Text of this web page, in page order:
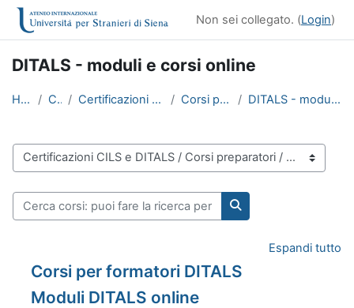
Vai al contenuto principale
Non sei collegato. (Login)
DITALS - moduli e corsi online
Home Corsi Certificazioni CILS e DITALS Corsi preparatori DITALS - moduli e corsi online
Categorie di corso
Cerca corsi: puoi fare la ricerca per insegnamento o per
Cerca corsi: puoi
Espandi tutto
Corsi per formatori DITALS
Moduli DITALS online